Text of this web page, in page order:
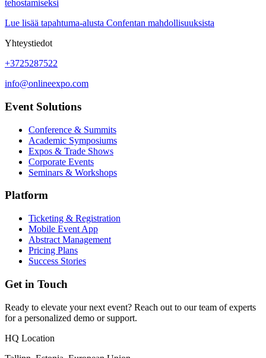
tehostamiseksi
Lue lisää tapahtuma-alusta Confentan mahdollisuuksista
Yhteystiedot
+3725287522
info@onlineexpo.com
Event Solutions
Conference & Summits
Academic Symposiums
Expos & Trade Shows
Corporate Events
Seminars & Workshops
Platform
Ticketing & Registration
Mobile Event App
Abstract Management
Pricing Plans
Success Stories
Get in Touch
Ready to elevate your next event? Reach out to our team of experts
for a personalized demo or support.
HQ Location